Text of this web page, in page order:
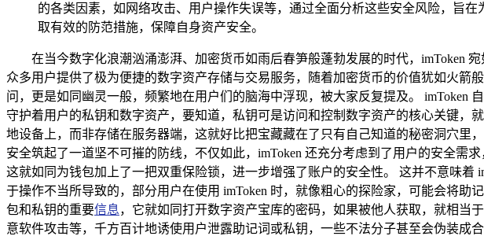
的各类因素，如网络攻击、用户操作失误等，通过全面分析这些安全风险，旨
取有效的防范措施，保障自身资产安全。
在当今数字化浪潮汹涌澎湃、加密货币如雨后春笋般蓬勃发展的时代，imToken
众多用户提供了极为便捷的数字资产存储与交易服务，随着加密货币的价值犹如火箭
问，更是如同幽灵一般，频繁地在用户们的脑海中浮现，被大家反复提及。
守护着用户的私钥和数字资产，要知道，私钥可是访问和控制数字资产的核心关键，
地设备上，而非存储在服务器端，这就好比把宝藏藏在了只有自己知道的秘密洞穴
安全筑起了一道坚不可摧的防线，不仅如此，imToken 还充分考虑到了用户的安全需
这就如同为钱包加上了一把双重保险锁，进一步增强了账户的安全性。 这并不意味
于操作不当所导致的，部分用户在使用 imToken 时，就像粗心的探险家，可能会将
包和私钥的重要信息，它就如同打开数字资产宝库的密码，如果被他人获取，就相当
意软件攻击等，千方百计地诱使用户泄露助记词或私钥，一些不法分子甚至会伪装